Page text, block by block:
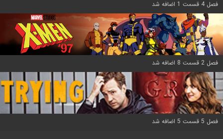
فصل 4 قسمت 1 اضافه شد
فصل 2 قسمت 8 اضافه شد
فصل 5 قسمت 5 اضافه شد